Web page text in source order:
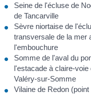
Seine de l'écluse de
de Tancarville
Sèvre niortaise de
transversale de la mer
l'embouchure
Somme de l'aval du
l'estacade à claire-
Valéry-sur-Somme
Vilaine de Redon